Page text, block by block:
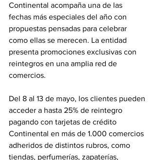
Continental acompaña una de las
fechas más especiales del año con
propuestas pensadas para celebrar
como ellas se merecen. La entidad
presenta promociones exclusivas con
reintegros en una amplia red de
comercios.
Del 8 al 13 de mayo, los clientes pueden
acceder a hasta 25% de reintegro
pagando con tarjetas de crédito
Continental en más de 1.000 comercios
adheridos de distintos rubros, como
tiendas, perfumerías, zapaterías,